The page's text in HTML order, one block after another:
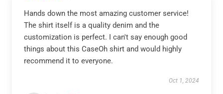
Hands down the most amazing customer service!
The shirt itself is a quality denim and the
customization is perfect. I can't say enough good
things about this CaseOh shirt and would highly
recommend it to everyone.
Oct 1, 2024